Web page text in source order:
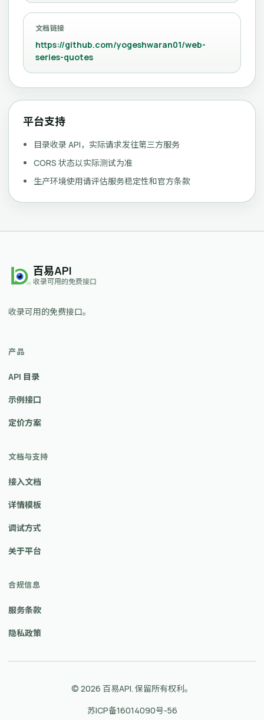
文档链接
https://github.com/yogeshwaran01/web-
series-quotes
平台支持
目录收录 API，实际请求发往第三方服务
CORS 状态以实际测试为准
生产环境使用请评估服务稳定性和官方条款
百易API
收录可用的免费接口
收录可用的免费接口。
产品
API 目录
示例接口
定价方案
文档与支持
接入文档
详情模板
调试方式
关于平台
合规信息
服务条款
隐私政策
© 2026 百易API. 保留所有权利。
苏ICP备16014090号-56